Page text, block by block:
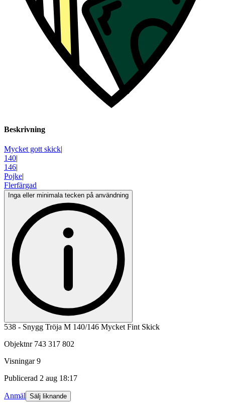
Beskrivning
Mycket gott skick|
140|
146|
Pojke|
Flerfärgad
Inga eller minimala tecken på användning
538 - Snygg Tröja M 140/146 Mycket Fint Skick
Objektnr 743 317 802
Visningar 9
Publicerad 2 aug 18:17
Anmäl Sälj liknande